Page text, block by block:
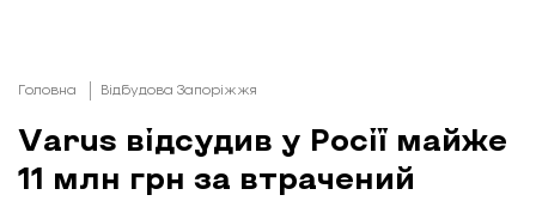
Головна Відбудова Запоріжжя
Varus відсудив у Росії майже
11 млн грн за втрачений